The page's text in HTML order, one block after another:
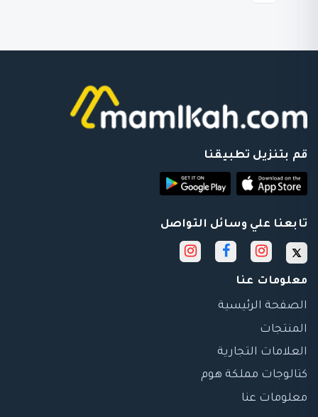
قم بتنزيل تطبيقنا
تابعنا علي وسائل التواصل
معلومات عنا
الصفحة الرئيسية
المنتجات
العلامات التجارية
كتالوجات مملكة هوم
معلومات عنا